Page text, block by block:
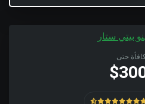
حتى